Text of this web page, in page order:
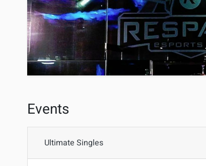
Events
Ultimate Singles